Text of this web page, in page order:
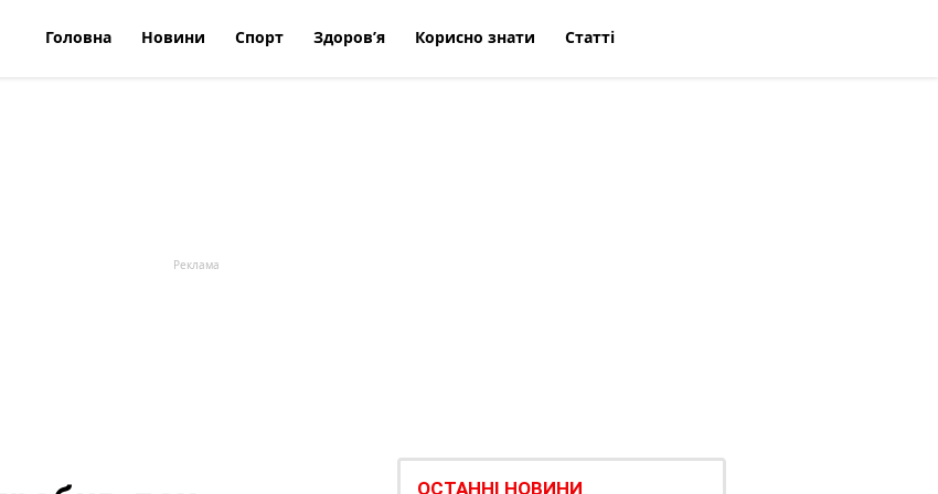
Головна Новини Спорт Здоров’я Корисно знати Статті
ОСТАННІ НОВИНИ